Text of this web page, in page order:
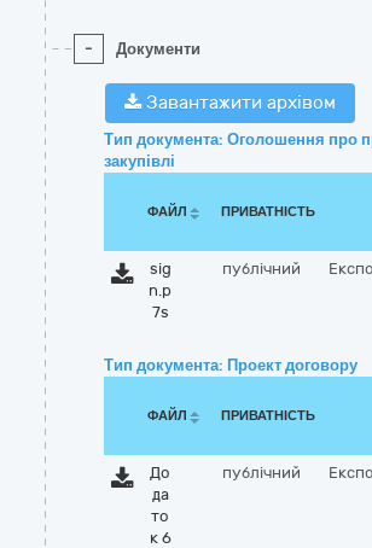
- Документи
Завантажити архівом
Тип документа: Оголошення про
закупівлі
ФАЙЛ ПРИВАТНІСТЬ
sig
n.p
7s
публічний
Тип документа: Проект договору
ФАЙЛ ПРИВАТНІСТЬ
До
да
то
к 6
публічний